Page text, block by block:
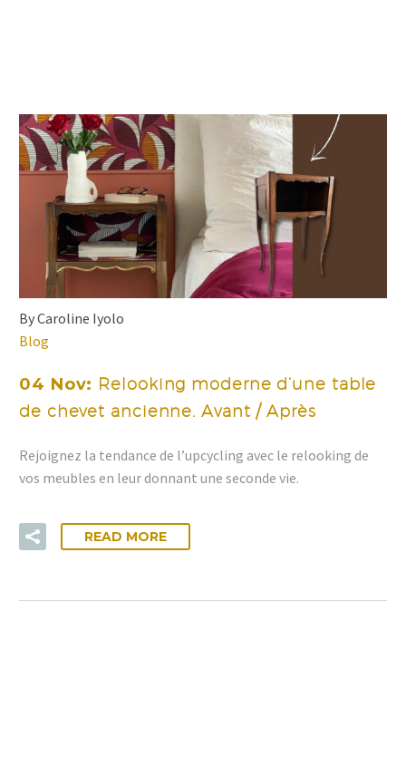
By Caroline Iyolo
Blog
04 Nov: Relooking moderne d’une table
de chevet ancienne. Avant / Après
Rejoignez la tendance de l’upcycling avec le relooking de
vos meubles en leur donnant une seconde vie.
READ MORE